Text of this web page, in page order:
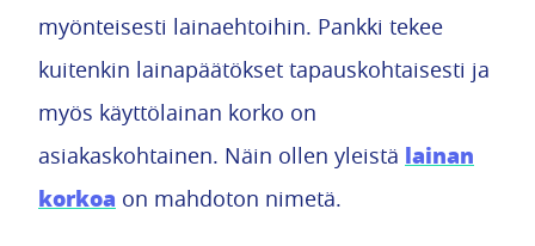
myönteisesti lainaehtoihin. Pankki tekee
kuitenkin lainapäätökset tapauskohtaisesti ja
myös käyttölainan korko on
asiakaskohtainen. Näin ollen yleistä lainan
korkoa on mahdoton nimetä.